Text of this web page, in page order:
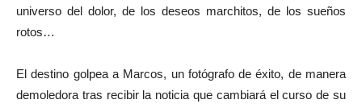
universo del dolor, de los deseos marchitos, de los sueños
rotos…
El destino golpea a Marcos, un fotógrafo de éxito, de manera
demoledora tras recibir la noticia que cambiará el curso de su